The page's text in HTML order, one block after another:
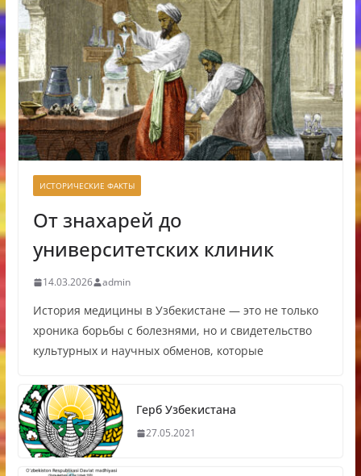
ИСТОРИЧЕСКИЕ ФАКТЫ
От знахарей до
университетских клиник
14.03.2026 admin
История медицины в Узбекистане — это не только
хроника борьбы с болезнями, но и свидетельство
культурных и научных обменов, которые
Герб Узбекистана
27.05.2021